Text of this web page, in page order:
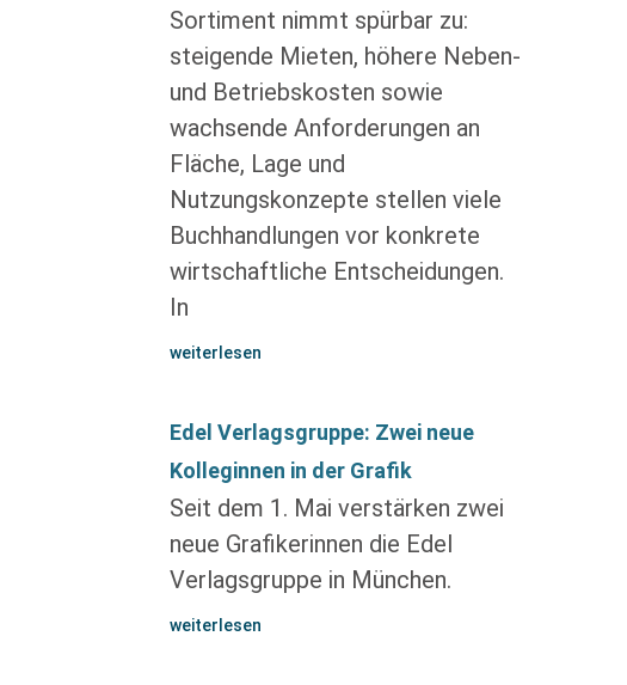
Sortiment nimmt spürbar zu:
steigende Mieten, höhere Neben-
und Betriebskosten sowie
wachsende Anforderungen an
Fläche, Lage und
Nutzungskonzepte stellen viele
Buchhandlungen vor konkrete
wirtschaftliche Entscheidungen.
In
weiterlesen
Edel Verlagsgruppe: Zwei neue
Kolleginnen in der Grafik
Seit dem 1. Mai verstärken zwei
neue Grafikerinnen die Edel
Verlagsgruppe in München.
weiterlesen